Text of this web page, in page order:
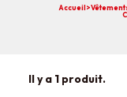
Accueil>
Il y a 1 produit.